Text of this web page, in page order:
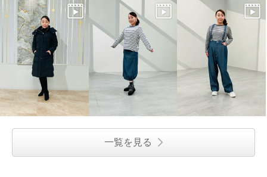
一覧を見る